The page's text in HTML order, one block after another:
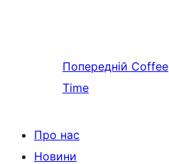
Попередній Coffee
Time
Про нас
Новини